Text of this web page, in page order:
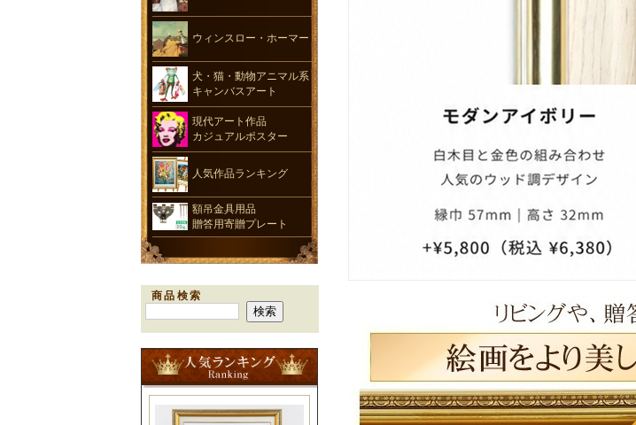
ウィンスロー・ホーマー
犬・猫・動物アニマル系
キャンバスアート
現代アート作品
カジュアルポスター
人気作品ランキング
額吊金具用品
贈答用寄贈プレート
商品検索